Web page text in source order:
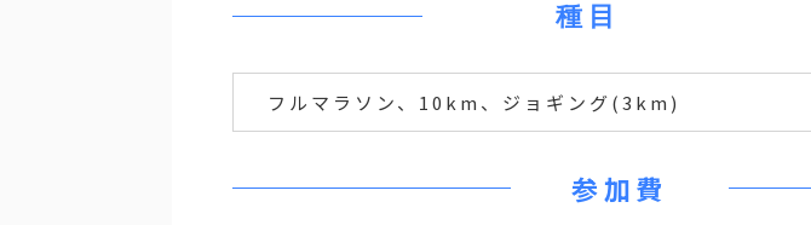
種目
フルマラソン、10km、ジョギング(3km)
参加費